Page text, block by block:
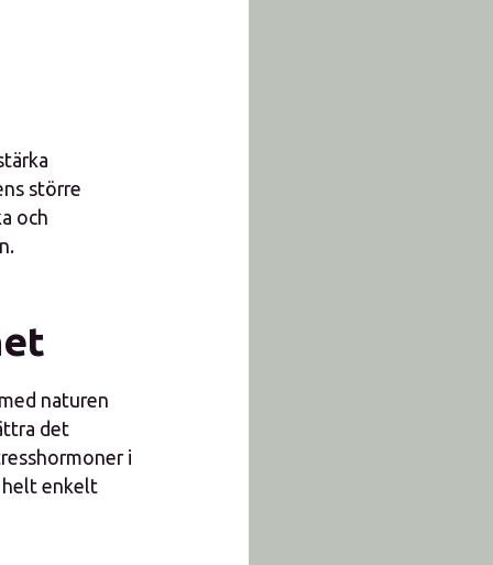
större
och
naturen
det
i
helt enkelt